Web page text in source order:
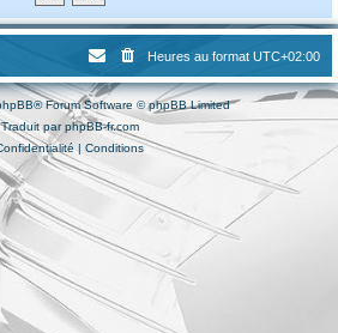
c
h
e
Heures au format UTC+02:00
® Forum Software © phpBB Limited
Traduit parphpBB-fr.com
| Conditions